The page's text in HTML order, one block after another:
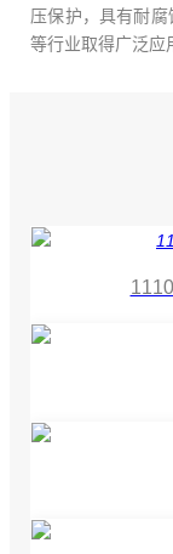
压保护，具有耐
等行业取得广泛应